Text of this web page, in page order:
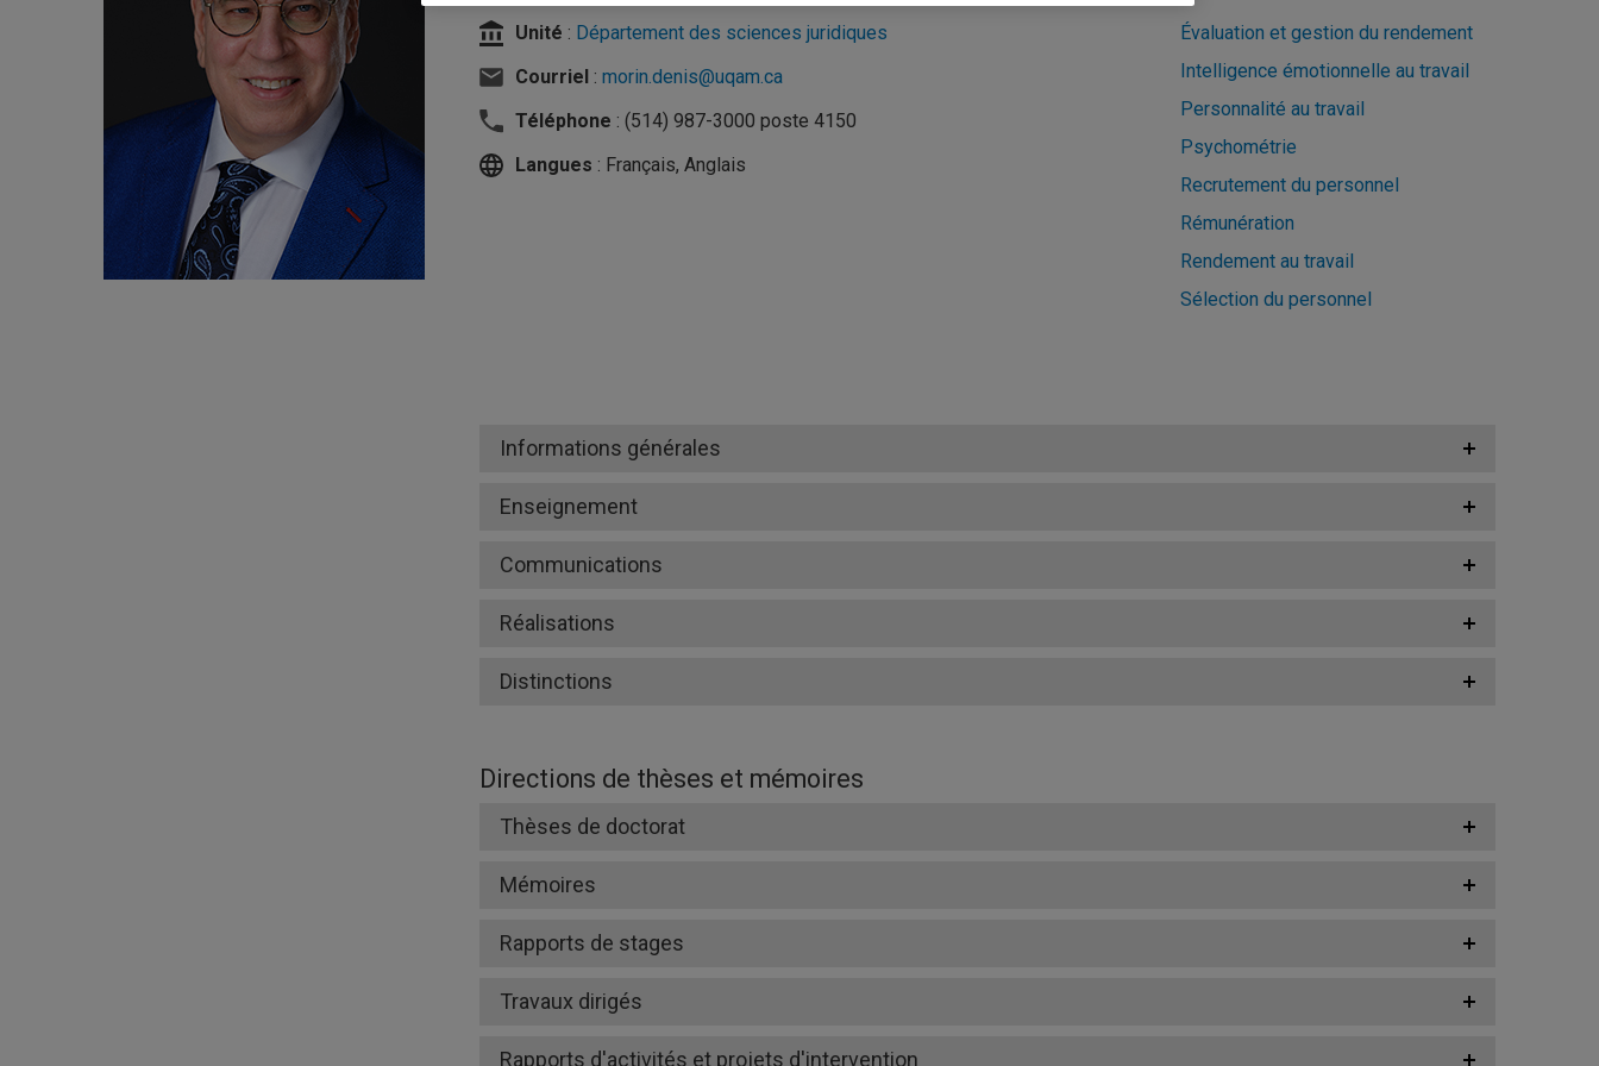
Unité : Département des sciences juridiques
Courriel: morin.denis@uqam.ca
Téléphone : (514) 987-3000 poste 4150
Langues : Français, Anglais
Évaluation et gestion du rendement
Intelligence émotionnelle au travail
Personnalité au travail
Psychométrie
Recrutement du personnel
Rémunération
Rendement au travail
Sélection du personnel
Informations générales
Enseignement
Communications
Réalisations
Distinctions
Directions de thèses et mémoires
Thèses de doctorat
Mémoires
Rapports de stages
Travaux dirigés
Rapports d'activités et projets d'intervention